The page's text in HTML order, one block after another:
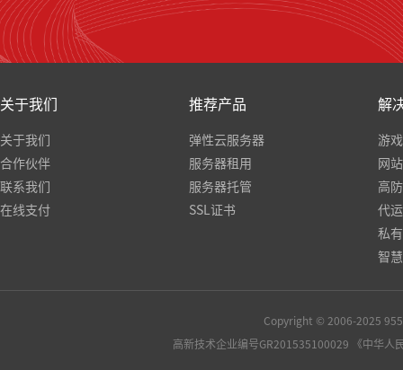
关于我们
关于我们
合作伙伴
联系我们
在线支付
推荐产品
弹性云服务器
服务器租用
服务器托管
SSL证书
解
游
网
高
代
私
智
Copyright © 2006-2025
高新技术企业编号GR201535100029 《中华